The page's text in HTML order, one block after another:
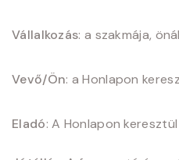
Vállalkozás: a szakmája,
Vevő/Ön: a Honlapon
Eladó: A Honlapon